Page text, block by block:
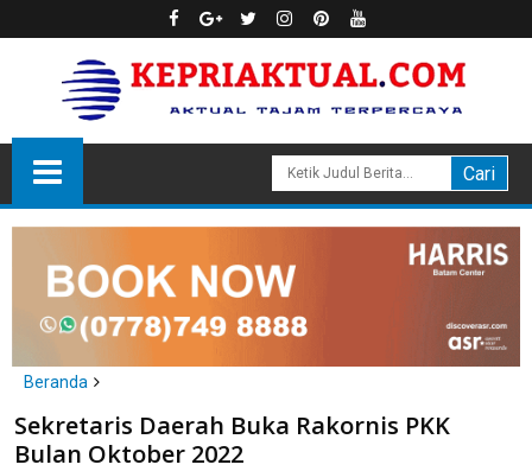
Beranda
Daerah
Sekretaris Daerah Buka Rakornis PKK Bulan Oktober 2022
Sekretaris Daerah Buka Rakornis PKK
Bulan Oktober 2022